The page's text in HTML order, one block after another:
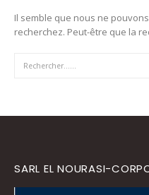
Il semble que nous ne
recherchez. Peut-être que la
SARL EL NOURASI-